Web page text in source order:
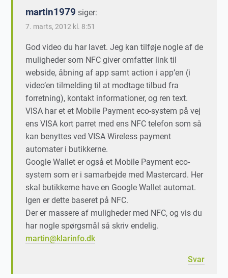
martin1979 siger:
7. marts, 2012 kl. 8:51
God video du har lavet. Jeg kan tilføje nogle af de
muligheder som NFC giver omfatter link til
webside, åbning af app samt action i app’en (i
video’en tilmelding til at modtage tilbud fra
forretning), kontakt informationer, og ren text.
VISA har et et Mobile Payment eco-system på vej
ens VISA kort parret med ens NFC telefon som så
kan benyttes ved VISA Wireless payment
automater i butikkerne.
Google Wallet er også et Mobile Payment eco-
system som er i samarbejde med Mastercard. Her
skal butikkerne have en Google Wallet automat.
Igen er dette baseret på NFC.
Der er massere af muligheder med NFC, og vis du
har nogle spørgsmål så skriv endelig.
martin@klarinfo.dk
Svar